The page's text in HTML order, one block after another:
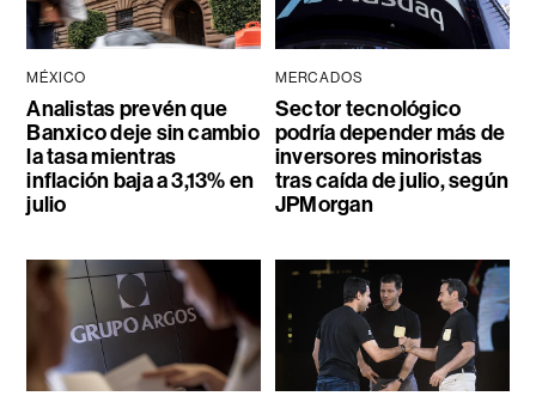
MÉXICO
Analistas prevén que
Banxico deje sin cambio
la tasa mientras
inflación baja a 3,13% en
julio
MERCADOS
Sector tecnológico
podría depender más de
inversores minoristas
tras caída de julio, según
JPMorgan